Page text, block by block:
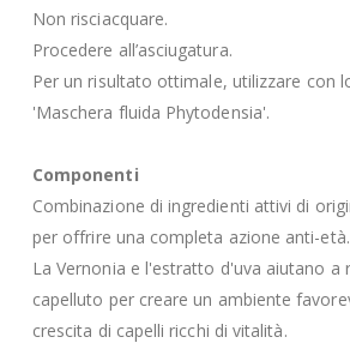
Non risciacquare.
Procedere all’asciugatura.
Per un risultato ottimale, utilizzare con
'Maschera fluida Phytodensia'.
Componenti
Combinazione di ingredienti attivi di
per offrire una completa azione anti-età.
La Vernonia e l'estratto d'uva aiutano a
capelluto per creare un ambiente
crescita di capelli ricchi di vitalità.